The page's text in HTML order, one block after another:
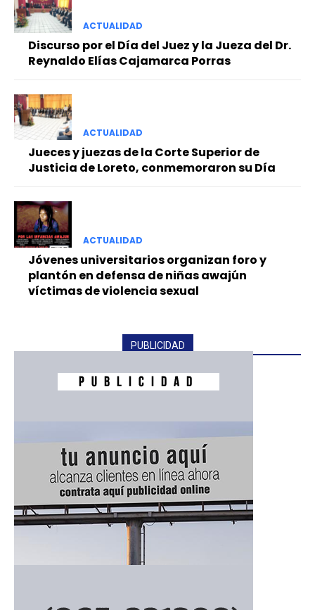
ACTUALIDAD
Discurso por el Día del Juez y la Jueza del Dr.
Reynaldo Elías Cajamarca Porras
ACTUALIDAD
Jueces y juezas de la Corte Superior de
Justicia de Loreto, conmemoraron su Día
ACTUALIDAD
Jóvenes universitarios organizan foro y
plantón en defensa de niñas awajún
víctimas de violencia sexual
PUBLICIDAD